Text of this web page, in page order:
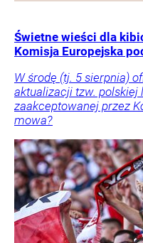
Świetne wieści dla
Komisja Europejska
W środę (tj. 5 sierpnia)
aktualizacji tzw. polskiej
zaakceptowanej przez
mowa?